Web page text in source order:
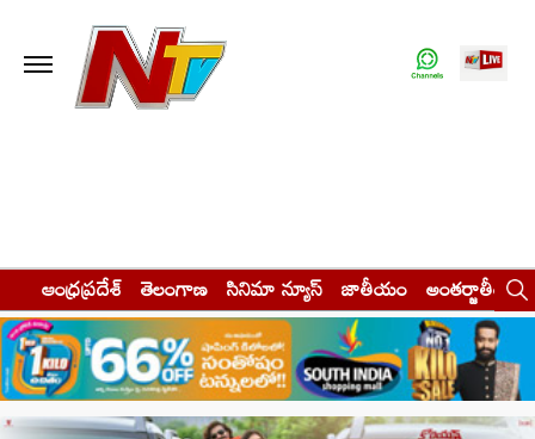
ఆంధ్రప్రదేశ్ తెలంగాణ సినిమా న్యూస్ జాతీయం అంతర్జాతీయం